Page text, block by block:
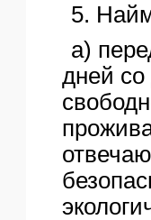
5.
а)
дней со